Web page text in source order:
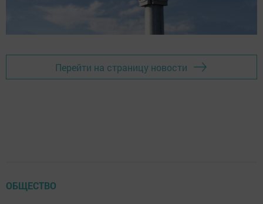
Перейти на страницу новости
ОБЩЕСТВО